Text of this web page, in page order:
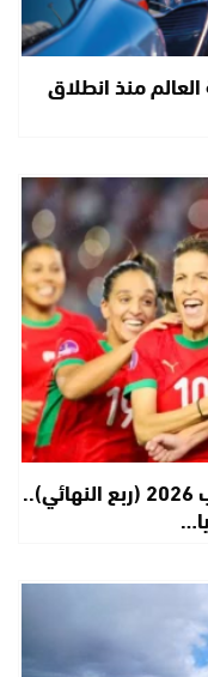
العالم منذ انطلاق
كأس أمم إفريقيا للسيدات – المغرب 2026 (ربع النهائي)..